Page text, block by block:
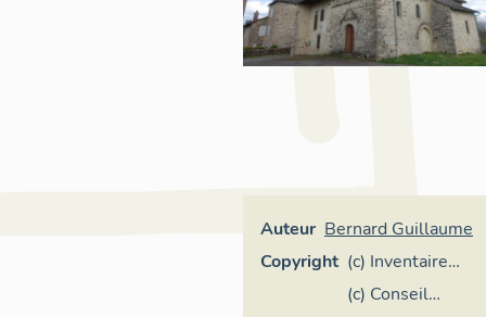
Auteur Bernard Guillaume
Copyright (c) Inventaire
général Région
(c) Conseil